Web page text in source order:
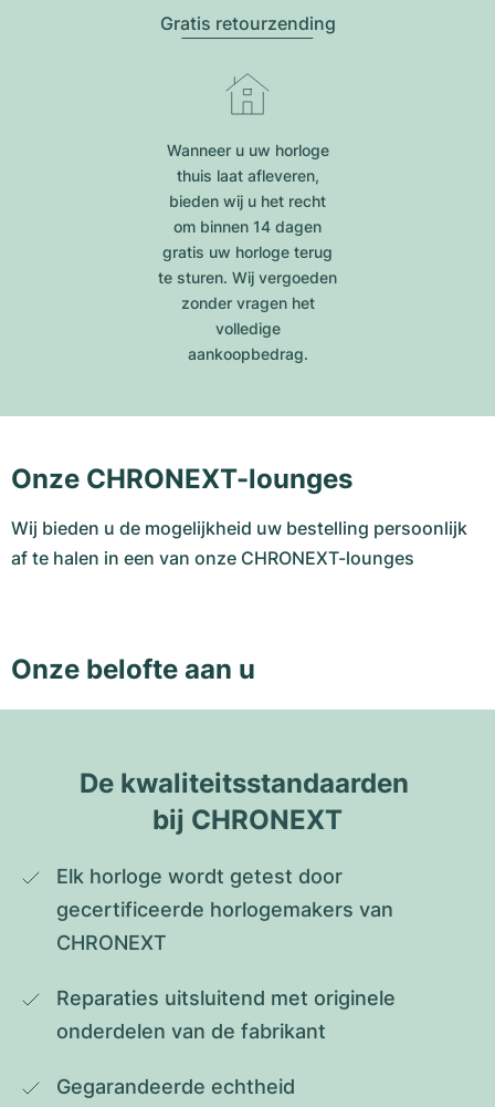
Gratis retourzending
Wanneer u uw horloge
thuis laat afleveren,
bieden wij u het recht
om binnen 14 dagen
gratis uw horloge terug
te sturen. Wij vergoeden
zonder vragen het
volledige
aankoopbedrag.
Onze CHRONEXT-lounges
Wij bieden u de mogelijkheid uw bestelling persoonlijk
af te halen in een van onze CHRONEXT-lounges
Onze belofte aan u
De kwaliteitsstandaarden
bij CHRONEXT
Elk horloge wordt getest door
gecertificeerde horlogemakers van
CHRONEXT
Reparaties uitsluitend met originele
onderdelen van de fabrikant
Gegarandeerde echtheid